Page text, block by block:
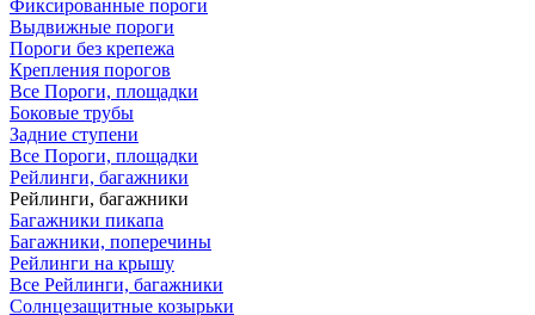
Фиксированные пороги
Выдвижные пороги
Пороги без крепежа
Крепления порогов
Все Пороги, площадки
Боковые трубы
Задние ступени
Все Пороги, площадки
Рейлинги, багажники
Рейлинги, багажники
Багажники пикапа
Багажники, поперечины
Рейлинги на крышу
Все Рейлинги, багажники
Солнцезащитные козырьки